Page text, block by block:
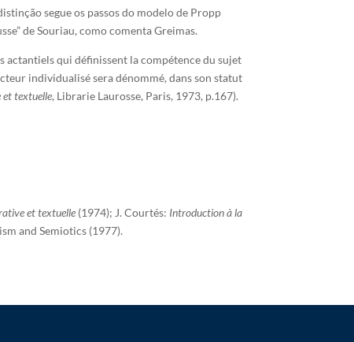
segue os passos do modelo de Propp
de Souriau, como comenta Greimas.
actantiels qui définissent la compétence du sujet
individualisé sera dénommé, dans son statut
et textuelle, Librarie Laurosse, Paris, 1973, p.167).
et textuelle (1974); J. Courtés: Introduction à la
and Semiotics (1977).